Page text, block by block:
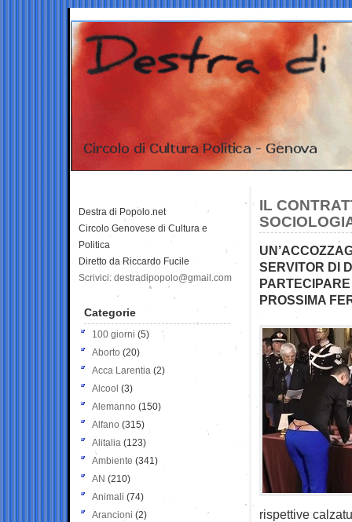
IL
SERVITOR DI
PROSSIMA
rispettive
Destra di Popolo.net
Circolo Genovese di Cultura e
Politica
Diretto da Riccardo Fucile
Scrivici: destradipopolo@gmail.com
Categorie
100 giorni (5)
Aborto (20)
Acca Larentia (2)
Alcool (3)
Alemanno (150)
Alfano (315)
Alitalia (123)
Ambiente (341)
AN (210)
Animali (74)
Arancioni (2)